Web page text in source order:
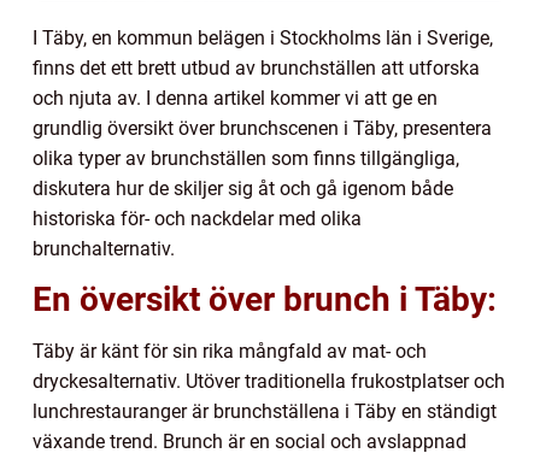
I Täby, en kommun belägen i Stockholms län i Sverige,
finns det ett brett utbud av brunchställen att utforska
och njuta av. I denna artikel kommer vi att ge en
grundlig översikt över brunchscenen i Täby, presentera
olika typer av brunchställen som finns tillgängliga,
diskutera hur de skiljer sig åt och gå igenom både
historiska för- och nackdelar med olika
brunchalternativ.
En översikt över brunch i Täby:
Täby är känt för sin rika mångfald av mat- och
dryckesalternativ. Utöver traditionella frukostplatser och
lunchrestauranger är brunchställena i Täby en ständigt
växande trend. Brunch är en social och avslappnad